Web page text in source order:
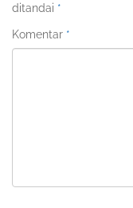
ditandai *
Komentar *